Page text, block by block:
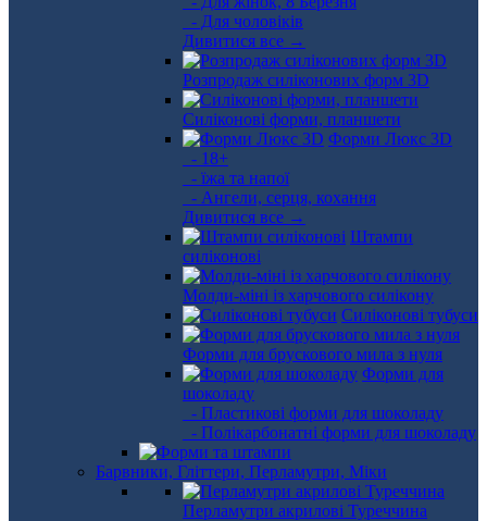
- Для чоловіків
Дивитися все →
Розпродаж силіконових форм 3D
Силіконові форми, планшети
Форми Люкс 3D
- 18+
- їжа та напої
- Ангели, серця, кохання
Дивитися все →
Штампи
силіконові
Молди-міні із харчового силікону
Силіконові тубуси
Форми для брускового мила з нуля
Форми для
шоколаду
- Пластикові форми для шоколаду
- Полікарбонатні форми для шоколаду
Барвники, Гліттери, Перламутри, Міки
Перламутри акрилові Туреччина